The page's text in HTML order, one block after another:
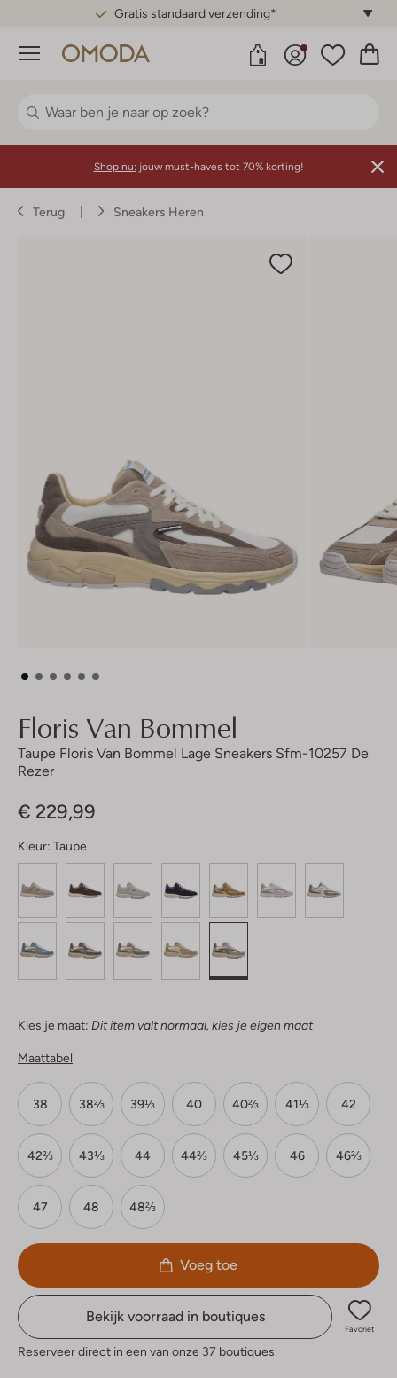
Gratis standaard verzending*
Menu
Shop nu: jouw must-haves tot 70% korting!
Terug Sneakers Heren
Floris Van Bommel
Taupe Floris Van Bommel Lage Sneakers Sfm-10257 De
Rezer
€ 229,99
Kleur: Taupe
Kies je maat: Dit item valt normaal, kies je eigen maat
Maattabel
38 38⅔ 39⅓ 40 40⅔ 41⅓ 42
42⅔ 43⅓ 44 44⅔ 45⅓ 46 46⅔
47 48 48⅔
Voeg toe
Bekijk voorraad in boutiques
Favoriet
Reserveer direct in een van onze 37 boutiques